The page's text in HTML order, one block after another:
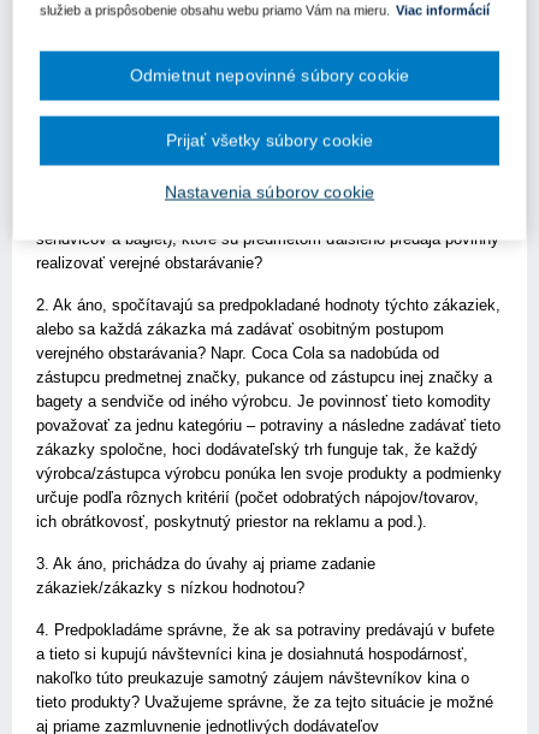
prevádzka bufetu, ktorý funguje v rámci mestského kina. Záujmom
určitou maržou.
ktorým si Vás dovoľujeme požiadať o metodické usmernenie:
1. Je verejný obstarávateľ povinný pri zákazkách na nákup
sendvičov a bagiet), ktoré sú predmetom ďalšieho predaja povinný
realizovať verejné obstarávanie?
2. Ak áno, spočítavajú sa predpokladané hodnoty týchto zákaziek,
alebo sa každá zákazka má zadávať osobitným postupom
verejného obstarávania? Napr. Coca Cola sa nadobúda od
zástupcu predmetnej značky, pukance od zástupcu inej značky a
bagety a sendviče od iného výrobcu. Je povinnosť tieto komodity
považovať za jednu kategóriu – potraviny a následne zadávať tieto
zákazky spoločne, hoci dodávateľský trh funguje tak, že každý
výrobca/zástupca výrobcu ponúka len svoje produkty a podmienky
určuje podľa rôznych kritérií (počet odobratých nápojov/tovarov,
ich obrátkovosť, poskytnutý priestor na reklamu a pod.).
3. Ak áno, prichádza do úvahy aj priame zadanie
zákaziek/zákazky s nízkou hodnotou?
4. Predpokladáme správne, že ak sa potraviny predávajú v bufete
a tieto si kupujú návštevníci kina je dosiahnutá hospodárnosť,
nakoľko túto preukazuje samotný záujem návštevníkov kina o
tieto produkty? Uvažujeme správne, že za tejto situácie je možné
aj priame zazmluvnenie jednotlivých dodávateľov
služieb a prispôsobenie obsahu webu priamo Vám na mieru.
Viac informácií
Nastavenia súborov cookie
Odmietnut nepovinné súbory cookie
Prijať všetky súbory cookie